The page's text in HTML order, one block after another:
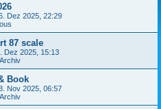
Dez 2025, 22:29
87 scale
Dez 2025, 15:13
Book
Nov 2025, 06:57